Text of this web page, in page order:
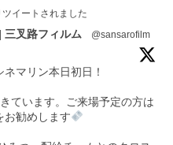
イートされました
三叉路フィルム
@sansarofilm
ネマリン本日初日！
ています。ご来場予定の方は
お勧めします